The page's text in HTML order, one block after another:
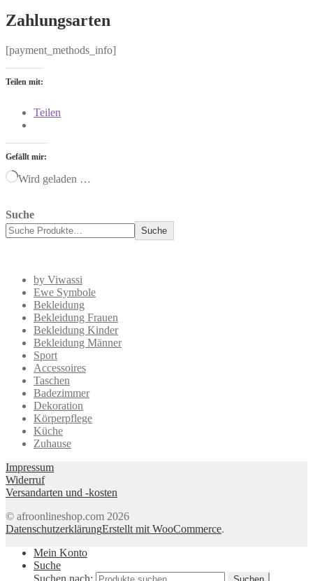
Zahlungsarten
[payment_methods_info]
Teilen mit:
Teilen
Gefällt mir:
Wird geladen …
Suche
Suche
by Viwassi
Ewe Symbole
Bekleidung
Bekleidung Frauen
Bekleidung Kinder
Bekleidung Männer
Sport
Accessoires
Taschen
Badezimmer
Dekoration
Körperpflege
Küche
Zuhause
Impressum
Widerruf
Versandarten und -kosten
© afroonlineshop.com 2026
DatenschutzerklärungErstellt mit WooCommerce.
Mein Konto
Suche
Suchen nach: